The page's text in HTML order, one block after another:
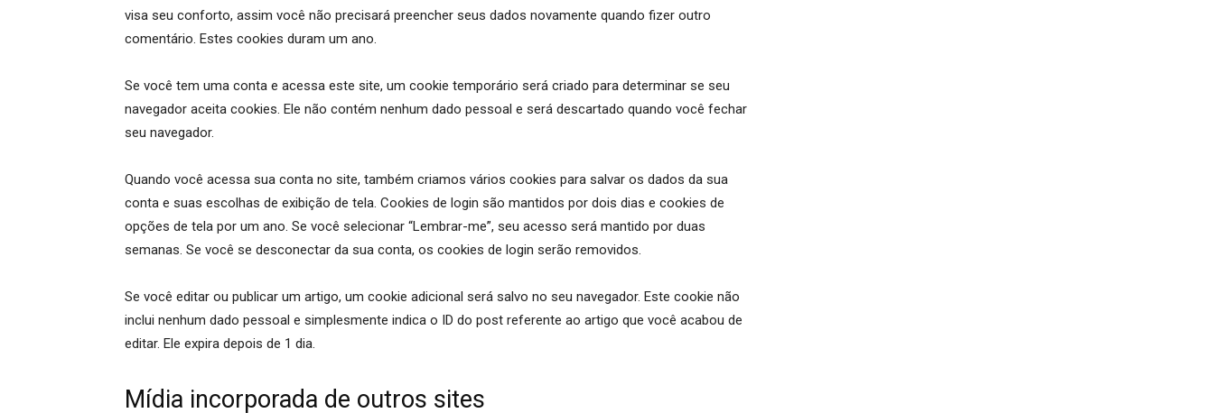
visa seu conforto, assim você não precisará preencher seus dados novamente quando fizer outro
comentário. Estes cookies duram um ano.
Se você tem uma conta e acessa este site, um cookie temporário será criado para determinar se seu
navegador aceita cookies. Ele não contém nenhum dado pessoal e será descartado quando você fechar
seu navegador.
Quando você acessa sua conta no site, também criamos vários cookies para salvar os dados da sua
conta e suas escolhas de exibição de tela. Cookies de login são mantidos por dois dias e cookies de
opções de tela por um ano. Se você selecionar “Lembrar-me”, seu acesso será mantido por duas
semanas. Se você se desconectar da sua conta, os cookies de login serão removidos.
Se você editar ou publicar um artigo, um cookie adicional será salvo no seu navegador. Este cookie não
inclui nenhum dado pessoal e simplesmente indica o ID do post referente ao artigo que você acabou de
editar. Ele expira depois de 1 dia.
Mídia incorporada de outros sites